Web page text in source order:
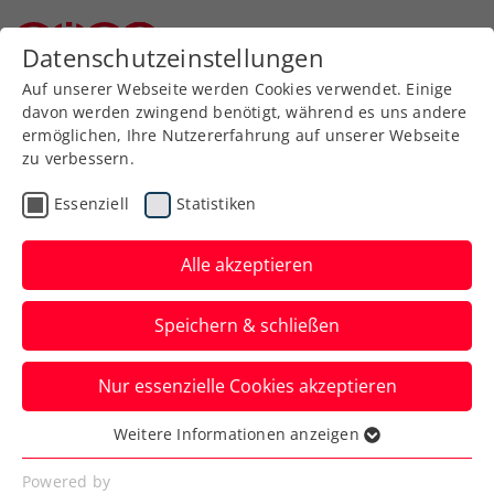
Zurück zur Newsübersicht
Verbands-Info
Leben retten – mit einem
Zukunftszehner für Jana
Das seit vier Jahren krebskranke Mädchen
Jana braucht dringend die Hilfe von
Österreichs Tennis-Community.
Verfasst von: Redaktion, 13.07.2022
Datenschutzeinstellungen
Auf unserer Webseite werden Cookies verwendet. Einige
davon werden zwingend benötigt, während es uns andere
ermöglichen, Ihre Nutzererfahrung auf unserer Webseite
zu verbessern.
Essenziell Statistiken
Alle akzeptieren
Speichern & schließen
Nur essenzielle Cookies akzeptieren
Essenziell
Essenzielle Cookies werden für grundlegende
Weitere Informationen anzeigen
Powered by